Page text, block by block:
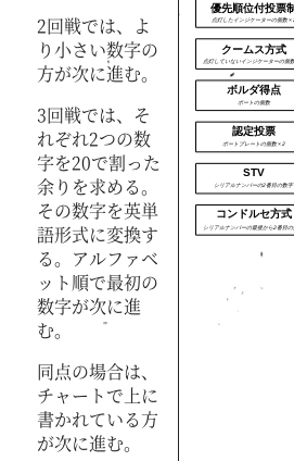
2回戦では、
よ
り小さい数字の
方が次に進む。
3回戦では、
そ
れぞれ2つの数
字を20で割った
余りを求める。
その数字を英単
語形式に変換す
る。アルファベ
ット順で最初の
数字が次に進
む。
同点の場合は、
チャートで上に
書かれている方
が次に進む。
優先順位付投票制
クームス方式
ボルダ得点
認定投票
STV
コンドルセ方式
点灯したインジケーターの個数 ×
点灯していないインジケーターの個
ポートの個数
ポートプレートの個数 × 2
シリアルナンバーの2番目の数字
シリアルナンバーの最後から2番目